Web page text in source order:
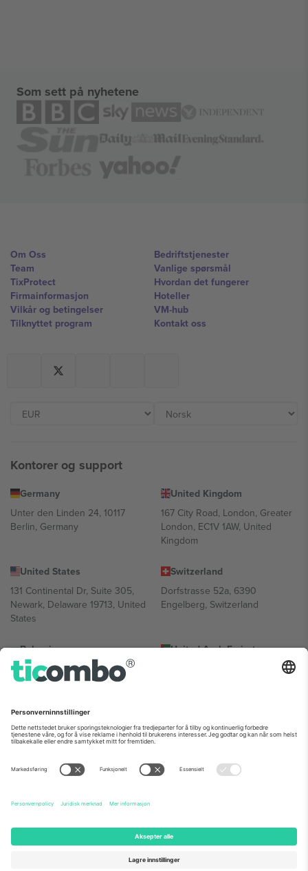
Som sett på nyhetene
Om Oss
Team
TixProtect
Firmainformasjon
Vilkår og betingelser
Tilknyttet program
Bedriftstjenester
Vanlige spørsmål
Hvordan det fungerer
Hoteller
VM-hub
Kontakt oss
Kontorer og support
Germany
Unter den Linden 24, 10117
Berlin, Germany
United Kingdom
167 City Road, London, Greater
London, EC1V 1AW, United
Kingdom
United States
131 Continental Dr, Suite 305,
Newark, Delaware 19713, United
States
Switzerland
Dorfstrasse 52a, 6390
Engelberg, Switzerland
Bulgaria
Regus Sofia City West, bul
Totleben 53-55, 1606 Sofia,
United Arab Emirates
UAE Dubai Silicon Oasis, DDP
Mexico
Av Chapultepec 360, Roma
Norte, Cuauhtémoc, 06700
Ciudad de México, CDMX,
sted, begivenhet og/eller domene. For detaljer, sjekk spesifikke
arrangementsside, forlag og vilkår.,Firmainformasjon
2026 Ticombo. Alle rettigheter reservert.